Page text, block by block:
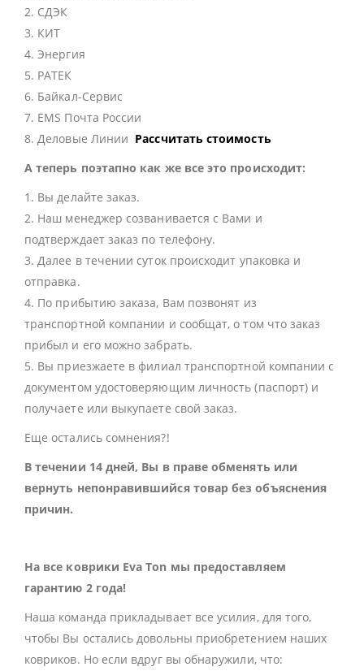
2. СДЭК
3. КИТ
4. Энергия
5. РАТЕК
6. Байкал-Сервис
7. EMS Почта России
8. Деловые Линии Рассчитать стоимость
А теперь поэтапно как же все это происходит:
1. Вы делайте заказ.
2. Наш менеджер созванивается с Вами и
подтверждает заказ по телефону.
3. Далее в течении суток происходит упаковка и
отправка.
4. По прибытию заказа, Вам позвонят из
транспортной компании и сообщат, о том что заказ
прибыл и его можно забрать.
5. Вы приезжаете в филиал транспортной компании с
документом удостоверяющим личность (паспорт) и
получаете или выкупаете свой заказ.
Еще остались сомнения?!
В течении 14 дней, Вы в праве обменять или
вернуть непонравившийся товар без объяснения
причин.
На все коврики Eva Ton мы предоставляем
гарантию 2 года!
Наша команда прикладывает все усилия, для того,
чтобы Вы остались довольны приобретением наших
ковриков. Но если вдруг вы обнаружили, что: